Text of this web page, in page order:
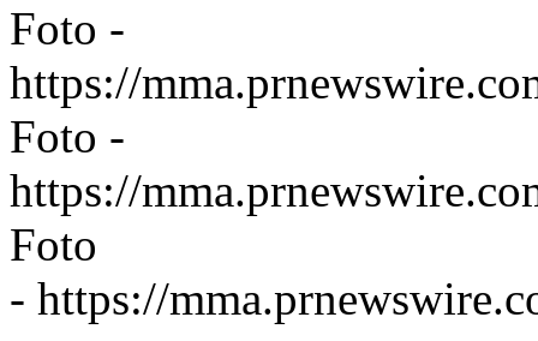
Foto -
https://
Foto -
https://
Foto
- https://